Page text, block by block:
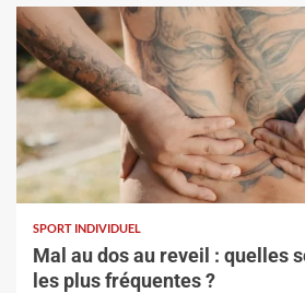
SPORT INDIVIDUEL
Mal au dos au reveil : quelles
les plus fréquentes ?